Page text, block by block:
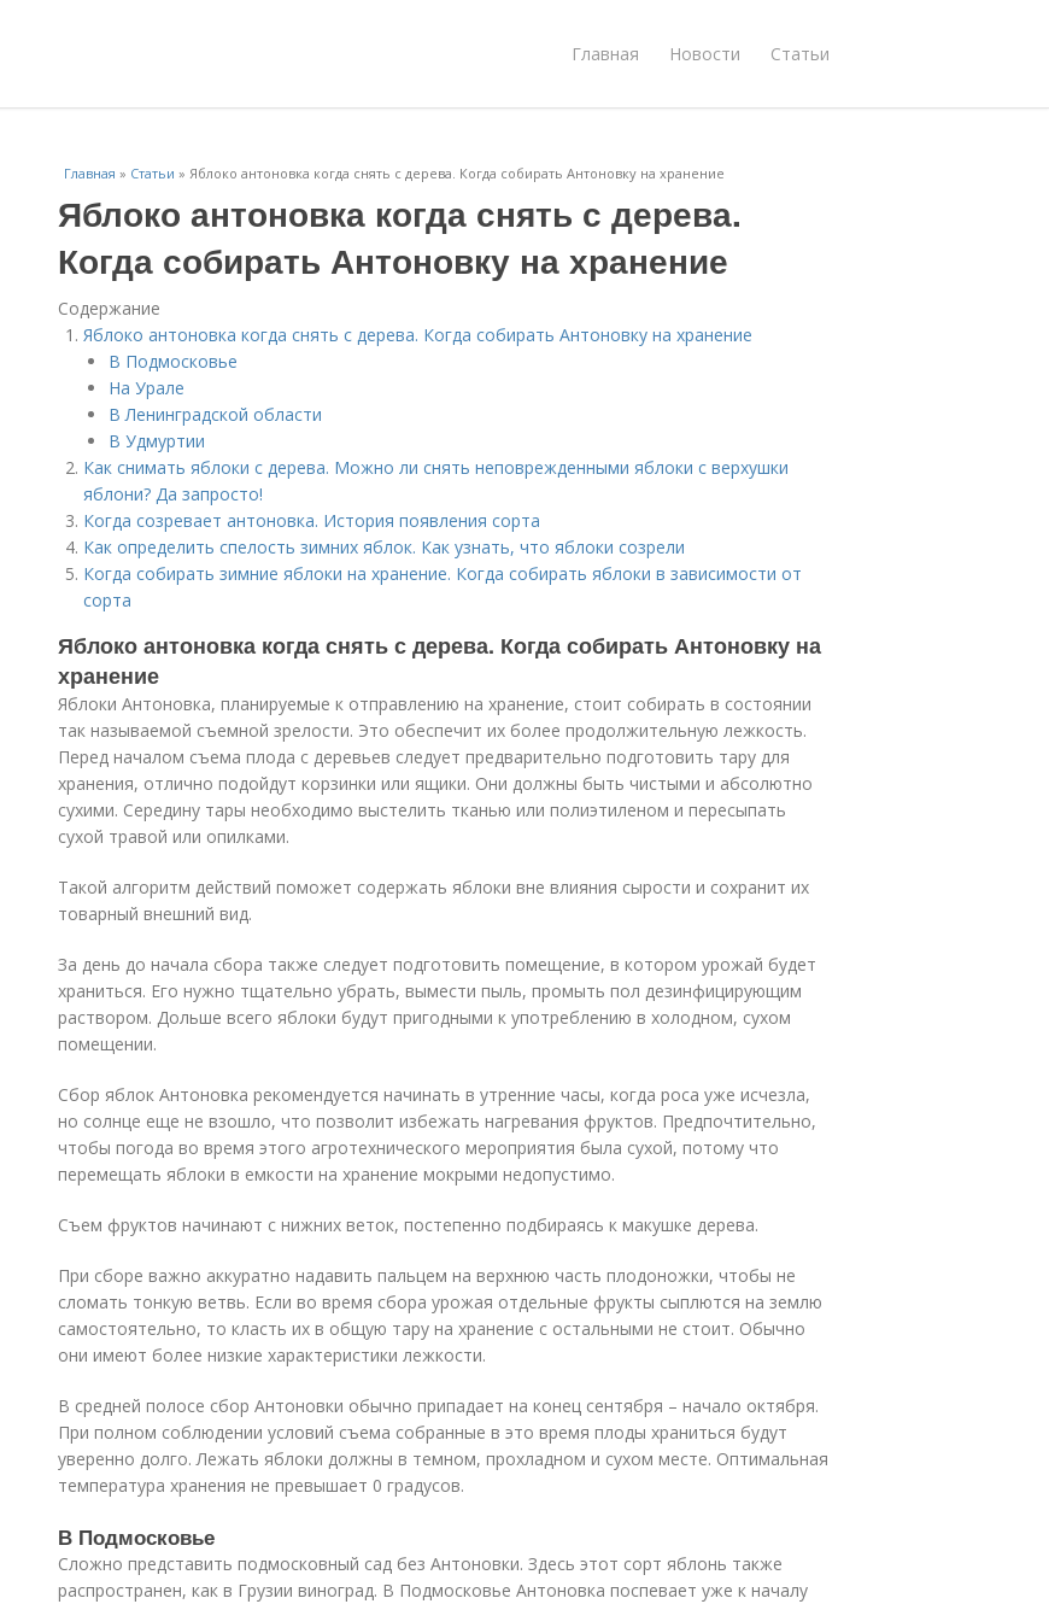
Главная Новости Статьи
Главная » Статьи » Яблоко антоновка когда снять с дерева. Когда собирать Антоновку на хранение
Яблоко антоновка когда снять с дерева.
Когда собирать Антоновку на хранение
Содержание
Яблоко антоновка когда снять с дерева. Когда собирать Антоновку на хранение
В Подмосковье
На Урале
В Ленинградской области
В Удмуртии
Как снимать яблоки с дерева. Можно ли снять неповрежденными яблоки с верхушки
яблони? Да запросто!
Когда созревает антоновка. История появления сорта
Как определить спелость зимних яблок. Как узнать, что яблоки созрели
Когда собирать зимние яблоки на хранение. Когда собирать яблоки в зависимости от
сорта
Яблоко антоновка когда снять с дерева. Когда собирать Антоновку на
хранение
Яблоки Антоновка, планируемые к отправлению на хранение, стоит собирать в состоянии
так называемой съемной зрелости. Это обеспечит их более продолжительную лежкость.
Перед началом съема плода с деревьев следует предварительно подготовить тару для
хранения, отлично подойдут корзинки или ящики. Они должны быть чистыми и абсолютно
сухими. Середину тары необходимо выстелить тканью или полиэтиленом и пересыпать
сухой травой или опилками.
Такой алгоритм действий поможет содержать яблоки вне влияния сырости и сохранит их
товарный внешний вид.
За день до начала сбора также следует подготовить помещение, в котором урожай будет
храниться. Его нужно тщательно убрать, вымести пыль, промыть пол дезинфицирующим
раствором. Дольше всего яблоки будут пригодными к употреблению в холодном, сухом
помещении.
Сбор яблок Антоновка рекомендуется начинать в утренние часы, когда роса уже исчезла,
но солнце еще не взошло, что позволит избежать нагревания фруктов. Предпочтительно,
чтобы погода во время этого агротехнического мероприятия была сухой, потому что
перемещать яблоки в емкости на хранение мокрыми недопустимо.
Съем фруктов начинают с нижних веток, постепенно подбираясь к макушке дерева.
При сборе важно аккуратно надавить пальцем на верхнюю часть плодоножки, чтобы не
сломать тонкую ветвь. Если во время сбора урожая отдельные фрукты сыплются на землю
самостоятельно, то класть их в общую тару на хранение с остальными не стоит. Обычно
они имеют более низкие характеристики лежкости.
В средней полосе сбор Антоновки обычно припадает на конец сентября – начало октября.
При полном соблюдении условий съема собранные в это время плоды храниться будут
уверенно долго. Лежать яблоки должны в темном, прохладном и сухом месте. Оптимальная
температура хранения не превышает 0 градусов.
В Подмосковье
Сложно представить подмосковный сад без Антоновки. Здесь этот сорт яблонь также
распространен, как в Грузии виноград. В Подмосковье Антоновка поспевает уже к началу